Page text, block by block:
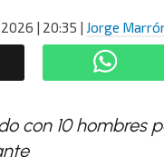
2026 | 20:35 | Jorge
con 10 hombres